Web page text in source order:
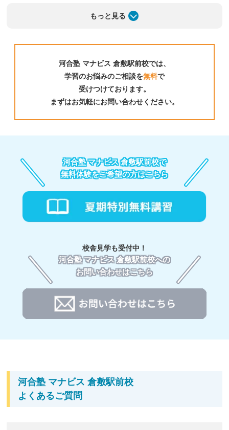
もっと見る
01
座。自分に合った講座を選べるから、伸ばすべき力を
的確に引き上げる。
「映像授業を一人で見ても内容を理解できない」そう
思っていませんか？マナビスには、わかりやすさトッ
プレベルの河合塾精鋭講師陣による映像授業と、最新
の入試問題や模試データを反映した河合塾 マナビス
だけのテキストがあります。基礎から入試・共通テス
02
アドバイザー
へ。
受験勉強は、一人だけで頑張る必要はありません。自
己管理が苦手な高校生も大丈夫。マナビスでは、受験
河合塾 マナビス 倉敷駅前校では、
学習のお悩みのご相談を無料で
受けつけております。
まずはお気軽にお問い合わせください。
校舎見学も受付中！
河合塾 マナビス 倉敷駅前校への
お問い合わせはこちら
河合塾 マナビス 倉敷駅前校で
無料体験をご希望の方はこちら
河合塾 マナビス 倉敷駅前校
よくあるご質問